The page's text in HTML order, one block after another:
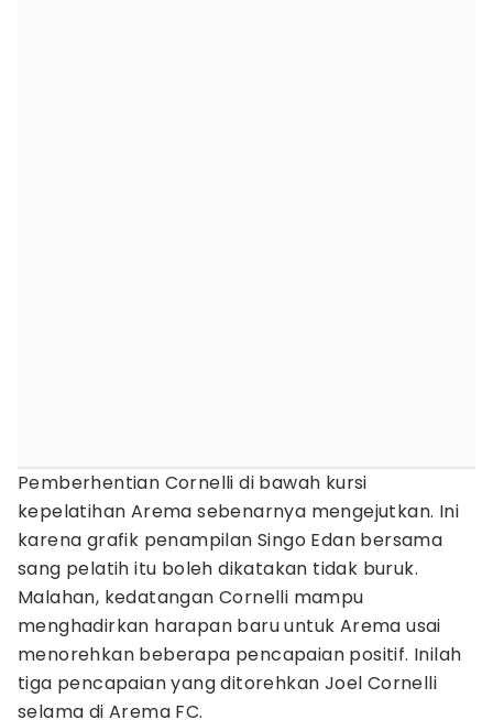
Pemberhentian Cornelli di bawah kursi
kepelatihan Arema sebenarnya mengejutkan. Ini
karena grafik penampilan Singo Edan bersama
sang pelatih itu boleh dikatakan tidak buruk.
Malahan, kedatangan Cornelli mampu
menghadirkan harapan baru untuk Arema usai
menorehkan beberapa pencapaian positif. Inilah
tiga pencapaian yang ditorehkan Joel Cornelli
selama di Arema FC.